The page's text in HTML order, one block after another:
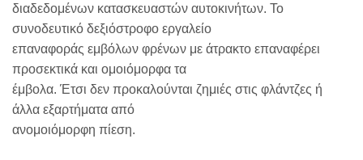
διαδεδομένων κατασκευαστών αυτοκινήτων. Το
συνοδευτικό δεξιόστροφο εργαλείο
επαναφοράς εμβόλων φρένων με άτρακτο επαναφέρει
προσεκτικά και ομοιόμορφα τα
έμβολα. Έτσι δεν προκαλούνται ζημιές στις φλάντζες ή
άλλα εξαρτήματα από
ανομοιόμορφη πίεση.